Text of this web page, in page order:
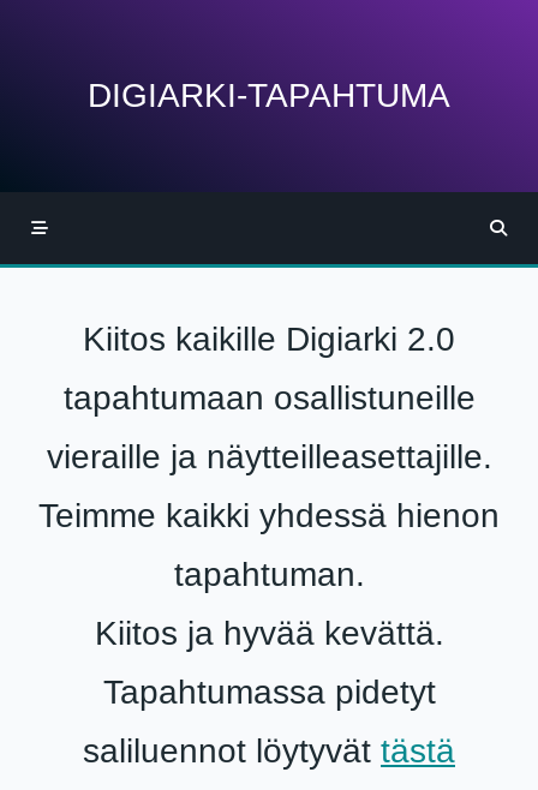
DIGIARKI-TAPAHTUMA
Kiitos kaikille Digiarki 2.0
tapahtumaan osallistuneille
vieraille ja näytteilleasettajille.
Teimme kaikki yhdessä hienon
tapahtuman.
Kiitos ja hyvää kevättä.
Tapahtumassa pidetyt
saliluennot löytyvät tästä